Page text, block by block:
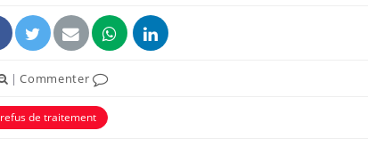
|Commenter
refus de traitement